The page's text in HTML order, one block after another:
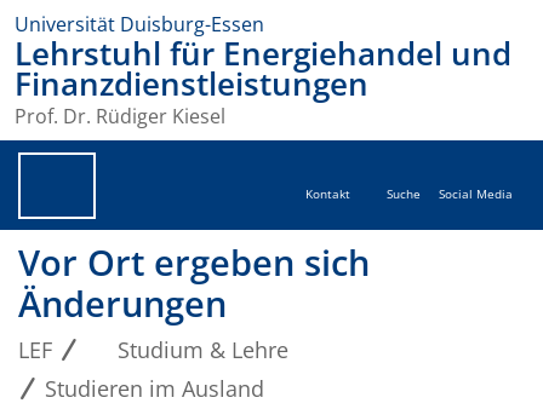
Universität Duisburg-Essen
Lehrstuhl für Energiehandel und
Finanzdienstleistungen
Prof. Dr. Rüdiger Kiesel
Kontakt Suche Social Media
Vor Ort ergeben sich
Änderungen
LEF
Studium & Lehre
Studieren im Ausland